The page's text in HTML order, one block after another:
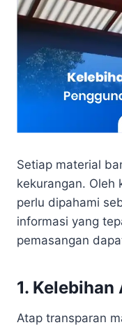
Setiap material
kekurangan. Oleh
perlu dipahami
informasi yang
pemasangan
1.
Atap transparan